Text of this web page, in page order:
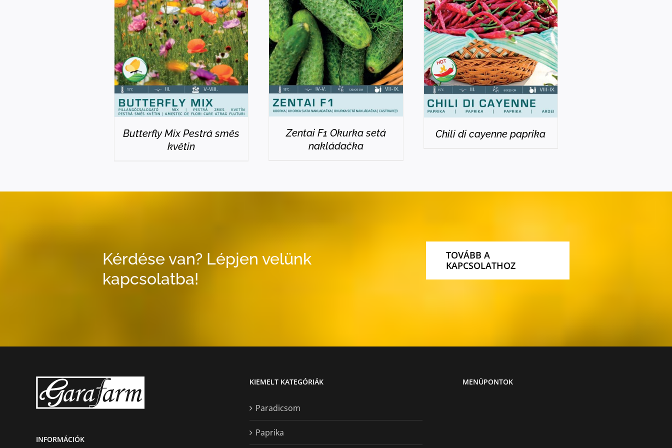
DETAILS
Butterfly Mix Pestrá směs
květin
DETAILS
Zentai F1 Okurka setá
nakládačka
DETAILS
Chili di cayenne paprika
Kérdése van? Lépjen velünk
kapcsolatba!
TOVÁBB A
KAPCSOLATHOZ
INFORMÁCIÓK
KIEMELT KATEGÓRIÁK
Paradicsom
Paprika
MENÜPONTOK